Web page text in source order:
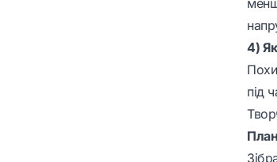
4)
під